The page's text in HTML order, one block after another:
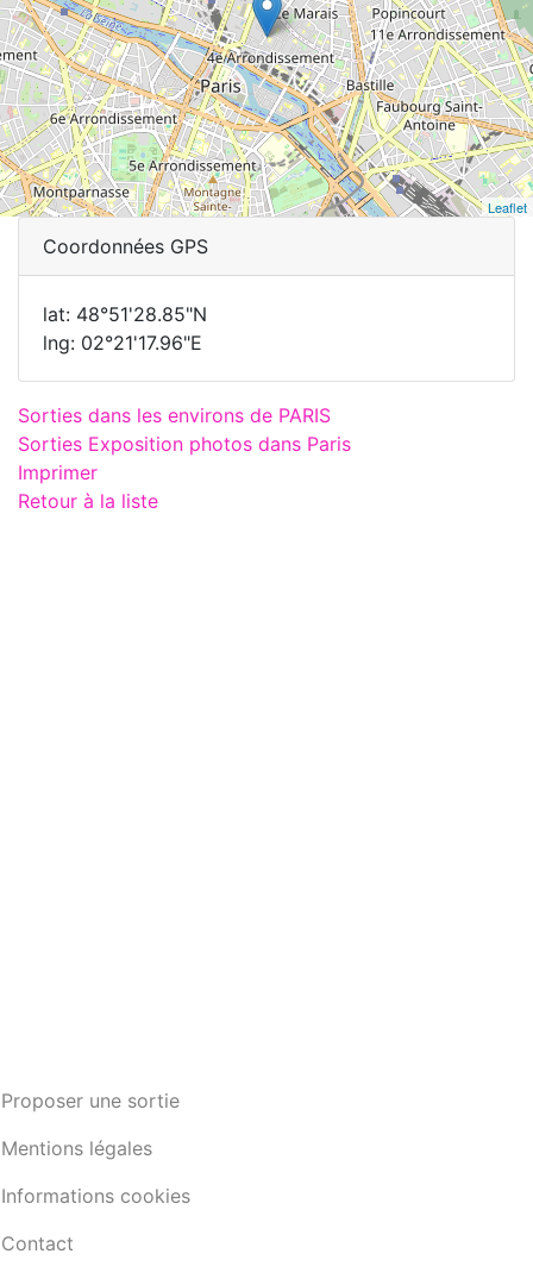
Leaflet
Coordonnées GPS
lat: 48°51'28.85"N
lng: 02°21'17.96"E
Sorties dans les environs de PARIS
Sorties Exposition photos dans Paris
Imprimer
Retour à la liste
Proposer une sortie
Mentions légales
Informations cookies
Contact